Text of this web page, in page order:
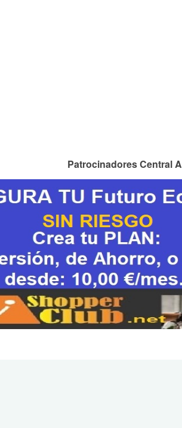
Patrocinadores Central A